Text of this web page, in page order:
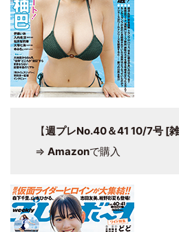
【週プレNo.40＆41 10/7号 [
⇒ Amazonで購入